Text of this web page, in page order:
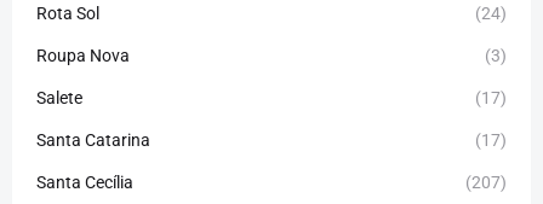
Rota Sol (24)
Roupa Nova (3)
Salete (17)
Santa Catarina (17)
Santa Cecília (207)